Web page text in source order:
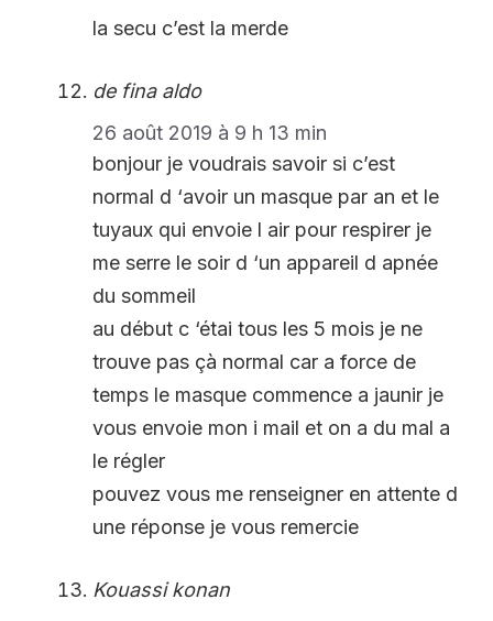
la secu c’est la merde
de fina aldo
26 août 2019 à 9 h 13 min
bonjour je voudrais savoir si c’est
normal d ‘avoir un masque par an et le
tuyaux qui envoie l air pour respirer je
me serre le soir d ‘un appareil d apnée
du sommeil
au début c ‘étai tous les 5 mois je ne
trouve pas çà normal car a force de
temps le masque commence a jaunir je
vous envoie mon i mail et on a du mal a
le régler
pouvez vous me renseigner en attente d
une réponse je vous remercie
Kouassi konan